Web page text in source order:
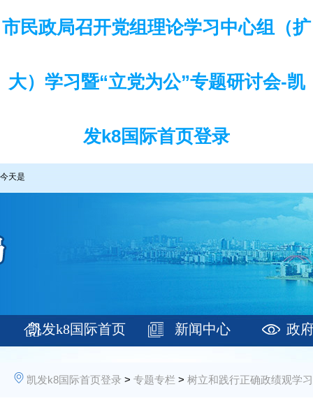
市民政局召开党组理论学习中心组（扩
大）学习暨“立党为公”专题研讨会-凯
发k8国际首页登录
今天是
凯发k8国际首页 新闻中心 政
凯发k8国际首页登录 > 专题专栏 > 树立和践行正确政绩观学